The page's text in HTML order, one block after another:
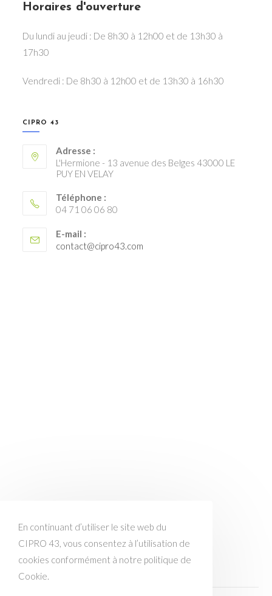
Horaires d'ouverture
Du lundi au jeudi : De 8h30 à 12h00 et de 13h30 à
17h30
Vendredi : De 8h30 à 12h00 et de 13h30 à 16h30
CIPRO 43
Adresse :
L'Hermione - 13 avenue des Belges 43000 LE
PUY EN VELAY
Téléphone :
04 71 06 06 80
E-mail :
contact@cipro43.com
En continuant d’utiliser le site web du
CIPRO 43, vous consentez à l’utilisation de
cookies conformément à notre politique de
Cookie.